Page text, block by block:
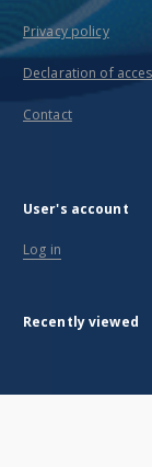
Privacy policy
Declaration of
Contact
User's account
Log in
Recently viewed